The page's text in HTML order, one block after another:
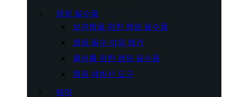
캠핑 필수품
보관함을 위한 캠핑 필수품
캠핑 필수 야외 왜건
쿨러를 위한 캠핑 필수품
캠핑 쇄빙선 도구
해먹